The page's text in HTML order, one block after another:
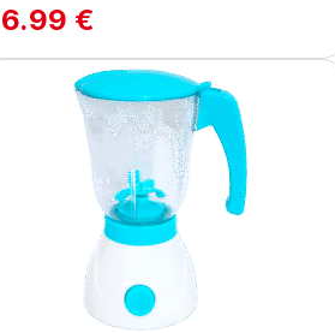
6.99 €